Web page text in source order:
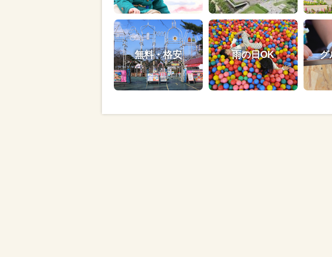
無料・格安 雨の日OK グ